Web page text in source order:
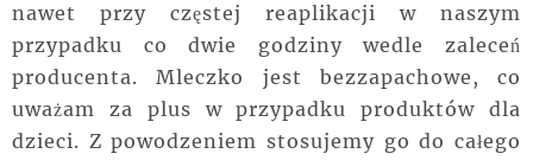
nawet przy częstej reaplikacji w naszym
przypadku co dwie godziny wedle zaleceń
producenta. Mleczko jest bezzapachowe, co
uważam za plus w przypadku produktów dla
dzieci. Z powodzeniem stosujemy go do całego